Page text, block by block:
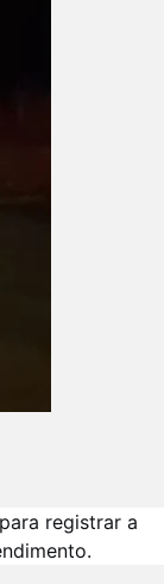
registrar a